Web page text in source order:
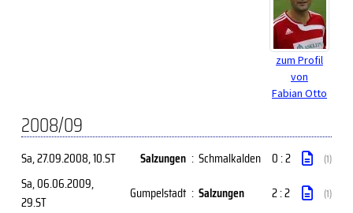
zum Profil
von
Fabian Otto
2008/09
Sa, 27.09.2008, 10.ST Salzungen : Schmalkalden 0 : 2 (1)
Sa, 06.06.2009,
29.ST
Gumpelstadt : Salzungen 2 : 2 (1)